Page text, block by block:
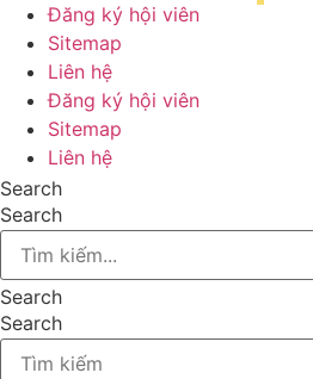
Đăng ký hội viên
Sitemap
Liên hệ
Đăng ký hội viên
Sitemap
Liên hệ
Search
Search
Search
Search